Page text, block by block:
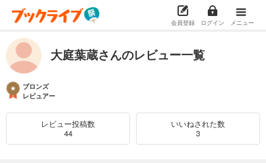
会員登録 ログイン メニュー
大庭葉蔵さんのレビュー一覧
ブロンズ
レビュアー
レビュー投稿数
44
いいねされた数
3